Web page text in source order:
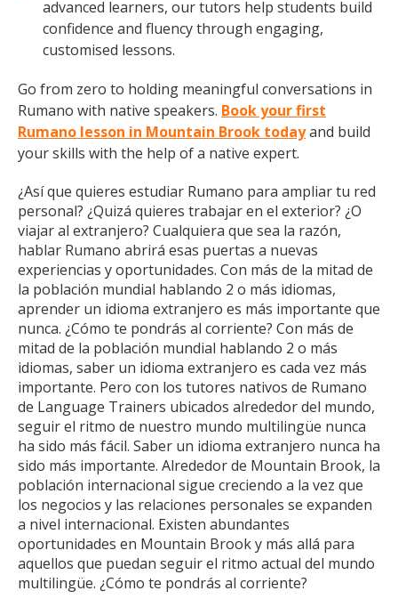
advanced learners, our tutors help students build
confidence and fluency through engaging,
customised lessons.
Go from zero to holding meaningful conversations in
Rumano with native speakers. Book your first
Rumano lesson in Mountain Brook todayand build
your skills with the help of a native expert.
¿Así que quieres estudiar Rumano para ampliar tu red
personal? ¿Quizá quieres trabajar en el exterior? ¿O
viajar al extranjero? Cualquiera que sea la razón,
hablar Rumano abrirá esas puertas a nuevas
experiencias y oportunidades. Con más de la mitad de
la población mundial hablando 2 o más idiomas,
aprender un idioma extranjero es más importante que
nunca. ¿Cómo te pondrás al corriente? Con más de
mitad de la población mundial hablando 2 o más
idiomas, saber un idioma extranjero es cada vez más
importante. Pero con los tutores nativos de Rumano
de Language Trainers ubicados alrededor del mundo,
seguir el ritmo de nuestro mundo multilingüe nunca
ha sido más fácil. Saber un idioma extranjero nunca ha
sido más importante. Alrededor de Mountain Brook, la
población internacional sigue creciendo a la vez que
los negocios y las relaciones personales se expanden
a nivel internacional. Existen abundantes
oportunidades en Mountain Brook y más allá para
aquellos que puedan seguir el ritmo actual del mundo
multilingüe. ¿Cómo te pondrás al corriente?